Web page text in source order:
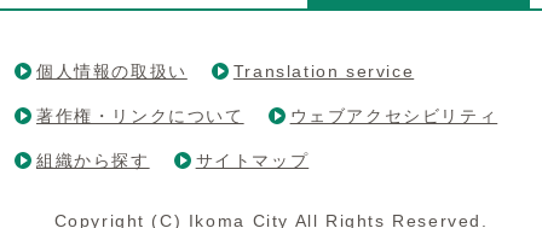
個人情報の取扱い Translation service
著作権・リンクについて ウェブアクセシビリティ
組織から探す サイトマップ
Copyright (C) Ikoma City All Rights Reserved.